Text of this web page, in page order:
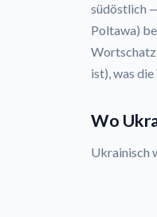
südöstlich
Poltawa)
Wortschatz
ist), was
Wo
Ukrainisch